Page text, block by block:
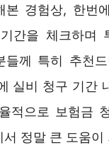
본 경험상, 한번
간을 체크하며
들께 특히 추천
실비 청구 기간
적으로 보험금
서 정말 큰 도움이